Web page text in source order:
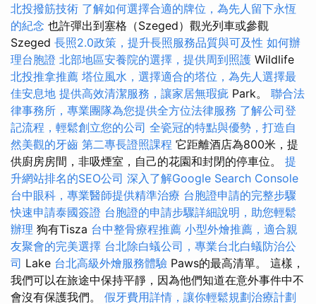
北投撥筋技術 了解如何選擇合適的牌位，為先人留下永恆
的紀念 也許彈出到塞格（Szeged）觀光列車或參觀
Szeged 長照2.0政策，提升長照服務品質與可及性 如何辦
理台胞證 北部地區安養院的選擇，提供周到照護 Wildlife
北投推拿推薦 塔位風水，選擇適合的塔位，為先人選擇最
佳安息地 提供高效清潔服務，讓家居無瑕疵 Park。 聯合法
律事務所，專業團隊為您提供全方位法律服務 了解公司登
記流程，輕鬆創立您的公司 全瓷冠的特點與優勢，打造自
然美觀的牙齒 第二專長證照課程 它距離酒店為800米，提
供廚房房間，非吸煙室，自己的花園和封閉的停車位。 提
升網站排名的SEO公司 深入了解Google Search Console
台中眼科，專業醫師提供精準治療 台胞證申請的完整步驟
快速申請泰國簽證 台胞證的申請步驟詳細說明，助您輕鬆
辦理 狗有Tisza 台中整骨療程推薦 小型外燴推薦，適合親
友聚會的完美選擇 台北除白蟻公司，專業台北白蟻防治公
司 Lake 台北高級外燴服務體驗 Paws的最高清單。 這樣，
我們可以在旅途中保持平靜，因為他們知道在意外事件中不
會沒有保護我們。 假牙費用詳情，讓你輕鬆規劃治療計劃